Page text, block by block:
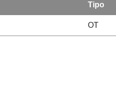
Tipo
OT